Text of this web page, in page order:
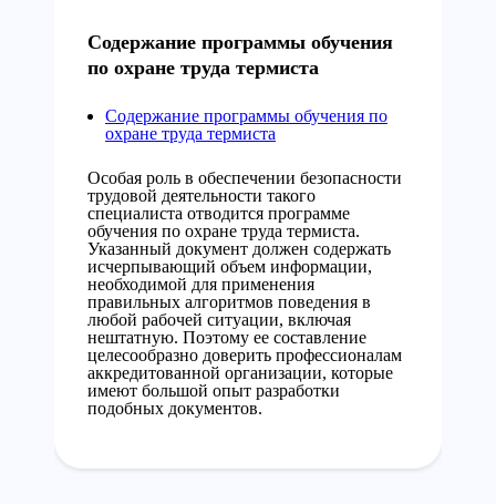
Содержание программы обучения
по охране труда термиста
Содержание программы обучения по
охране труда термиста
Особая роль в обеспечении безопасности
трудовой деятельности такого
специалиста отводится программе
обучения по охране труда термиста.
Указанный документ должен содержать
исчерпывающий объем информации,
необходимой для применения
правильных алгоритмов поведения в
любой рабочей ситуации, включая
нештатную. Поэтому ее составление
целесообразно доверить профессионалам
аккредитованной организации, которые
имеют большой опыт разработки
подобных документов.